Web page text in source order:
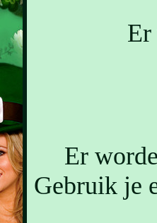
Er
Er
Gebruik je